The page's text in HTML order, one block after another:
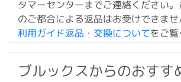
タマーセンターまでご連絡ください
のご都合による返品はお受けできま
利用ガイド返品・交換についてをご覧
ブルックスからのおすす